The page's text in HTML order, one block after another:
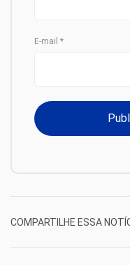
E-mail *
COMPARTILHE ESSA